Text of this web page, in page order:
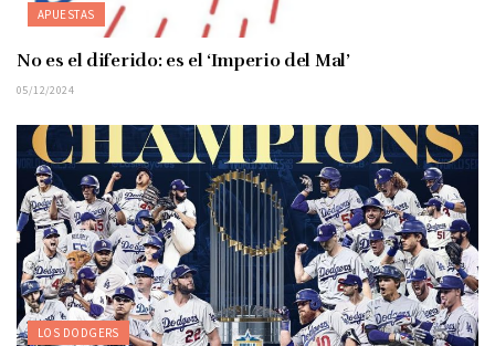
APUESTAS
No es el diferido: es el ‘Imperio del Mal’
05/12/2024
LOS DODGERS